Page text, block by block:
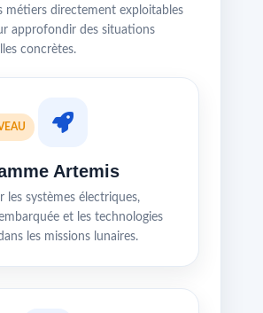
métiers directement exploitables
approfondir des situations
concrètes.
Artemis
les systèmes électriques,
embarquée et les technologies
les missions lunaires.